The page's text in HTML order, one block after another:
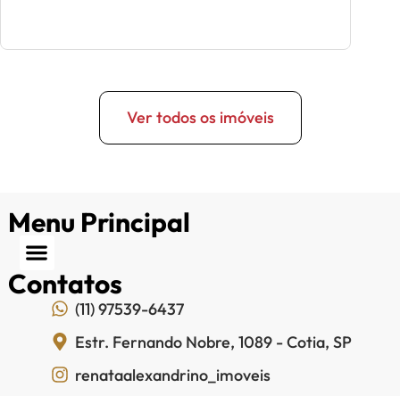
Ver todos os imóveis
Menu Principal
Contatos
(11) 97539-6437
Estr. Fernando Nobre, 1089 - Cotia, SP
renataalexandrino_imoveis